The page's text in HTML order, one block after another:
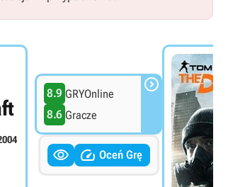
8.9 GRYOnline
8.6 Gracze

  Oceń Grę